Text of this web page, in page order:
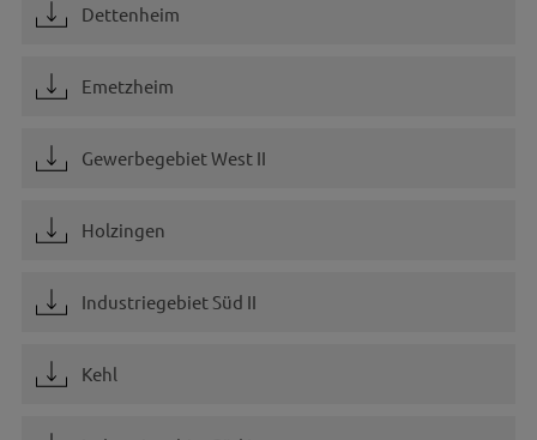
Dettenheim
Emetzheim
Gewerbegebiet West II
Holzingen
Industriegebiet Süd II
Kehl